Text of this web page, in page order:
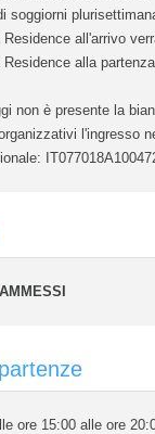
soggiorni
all'arrivo
alla
non è presente la
l'ingresso
ore 15:00 alle ore